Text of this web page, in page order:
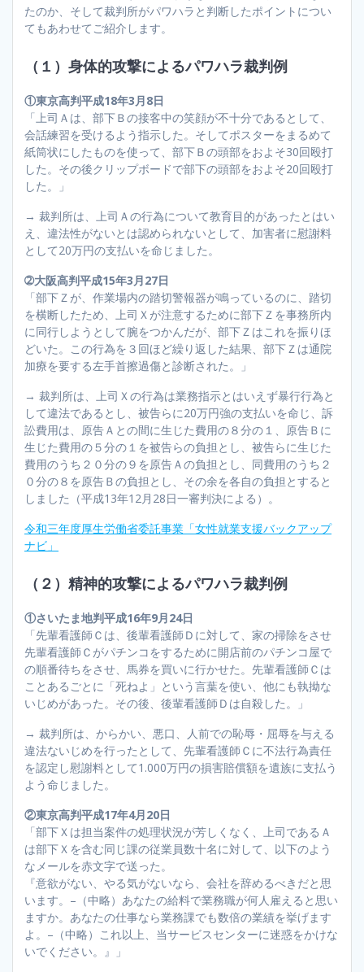
たのか、そして裁判所がパワハラと判断したポイントについ
てもあわせてご紹介します。
（１）身体的攻撃によるパワハラ裁判例
①東京高判平成18年3月8日
「上司Ａは、部下Ｂの接客中の笑顔が不十分であるとして、
会話練習を受けるよう指示した。そしてポスターをまるめて
紙筒状にしたものを使って、部下Ｂの頭部をおよそ30回殴打
した。その後クリップボードで部下の頭部をおよそ20回殴打
した。」
→ 裁判所は、上司Ａの行為について教育目的があったとはい
え、違法性がないとは認められないとして、加害者に慰謝料
として20万円の支払いを命じました。
➁大阪高判平成15年3月27日
「部下Ｚが、作業場内の踏切警報器が鳴っているのに、踏切
を横断したため、上司Ｘが注意するために部下Ｚを事務所内
に同行しようとして腕をつかんだが、部下Ｚはこれを振りほ
どいた。この行為を３回ほど繰り返した結果、部下Ｚは通院
加療を要する左手首擦過傷と診断された。」
→ 裁判所は、上司Ｘの行為は業務指示とはいえず暴行行為と
して違法であるとし、被告らに20万円強の支払いを命じ、訴
訟費用は、原告Ａとの間に生じた費用の８分の１、原告Ｂに
生じた費用の５分の１を被告らの負担とし、被告らに生じた
費用のうち２０分の９を原告Ａの負担とし、同費用のうち２
０分の８を原告Ｂの負担とし、その余を各自の負担とすると
しました（平成13年12月28日一審判決による）。
令和三年度厚生労働省委託事業「女性就業支援バックアップ
ナビ」
（２）精神的攻撃によるパワハラ裁判例
①さいたま地判平成16年9月24日
「先輩看護師Ｃは、後輩看護師Ｄに対して、家の掃除をさせ
先輩看護師Ｃがパチンコをするために開店前のパチンコ屋で
の順番待ちをさせ、馬券を買いに行かせた。先輩看護師Ｃは
ことあるごとに「死ねよ」という言葉を使い、他にも執拗な
いじめがあった。その後、後輩看護師Ｄは自殺した。」
→ 裁判所は、からかい、悪口、人前での恥辱・屈辱を与える
違法ないじめを行ったとして、先輩看護師Ｃに不法行為責任
を認定し慰謝料として1.000万円の損害賠償額を遺族に支払う
よう命じました。
②東京高判平成17年4月20日
「部下Ｘは担当案件の処理状況が芳しくなく、上司であるＡ
は部下Ｘを含む同じ課の従業員数十名に対して、以下のよう
なメールを赤文字で送った。
『意欲がない、やる気がないなら、会社を辞めるべきだと思
います。–（中略）あなたの給料で業務職が何人雇えると思い
ますか。あなたの仕事なら業務課でも数倍の業績を挙げます
よ。–（中略）これ以上、当サービスセンターに迷惑をかけな
いでください。』」